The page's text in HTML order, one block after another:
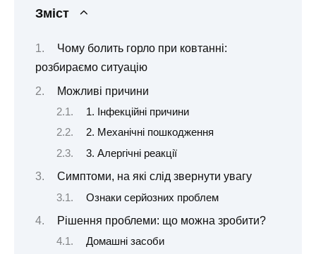
Зміст
Чому болить горло при ковтанні:
розбираємо ситуацію
Можливі причини
1. Інфекційні причини
2. Механічні пошкодження
3. Алергічні реакції
Симптоми, на які слід звернути увагу
Ознаки серйозних проблем
Рішення проблеми: що можна зробити?
Домашні засоби